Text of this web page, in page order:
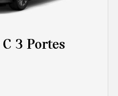
3 Portes